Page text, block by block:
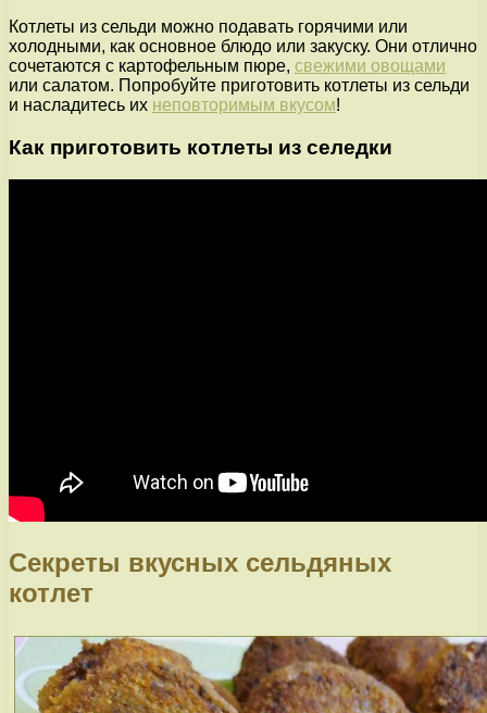
Котлеты из сельди можно подавать горячими или
холодными, как основное блюдо или закуску. Они отлично
сочетаются с картофельным пюре, свежими овощами
или салатом. Попробуйте приготовить котлеты из сельди
и насладитесь их неповторимым вкусом!
Как приготовить котлеты из селедки
Секреты вкусных сельдяных
котлет